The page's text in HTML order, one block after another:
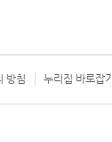
방침 누리집 바로잡기